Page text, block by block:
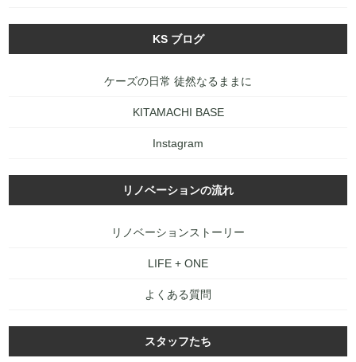
KS ブログ
ケーズの日常 徒然なるままに
KITAMACHI BASE
Instagram
リノベーションの流れ
リノベーションストーリー
LIFE + ONE
よくある質問
スタッフたち